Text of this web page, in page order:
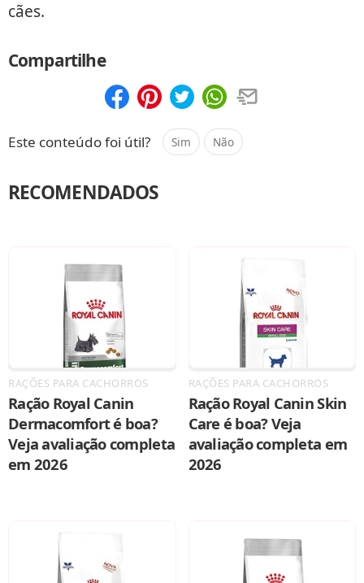
cães.
Compartilhe
Este conteúdo foi útil? Sim Não
RECOMENDADOS
RAÇÕES PARA CACHORROS
Ração Royal Canin
Dermacomfort é boa?
Veja avaliação completa
em 2026
RAÇÕES PARA CACHORROS
Ração Royal Canin Skin
Care é boa? Veja
avaliação completa em
2026